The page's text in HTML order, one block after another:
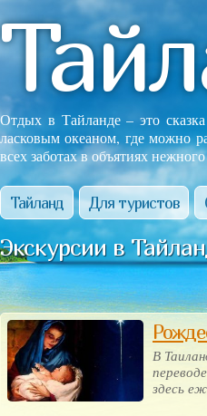
Отдых в Тайланде – это
ласковым океаном, где можно
всех заботах в объятиях
Тайланд Для туристов
Экскурсии в
В
здесь